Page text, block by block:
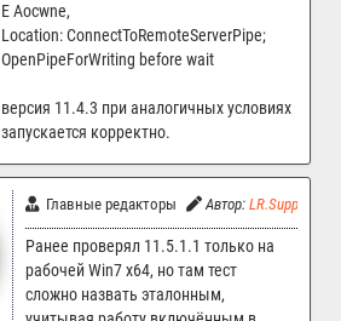
E Aocwne,
Location: ConnectToRemoteServerPipe;
OpenPipeForWriting before wait
версия 11.4.3 при аналогичных условиях
запускается корректно.
Главные редакторы Автор: LR.Support
Ранее проверял 11.5.1.1 только на
рабочей Win7 x64, но там тест
сложно назвать эталонным,